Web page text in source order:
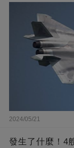
2024/05/21
發生了什麼！4